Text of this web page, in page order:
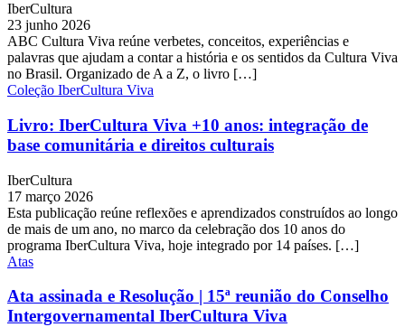
IberCultura
23 junho 2026
ABC Cultura Viva reúne verbetes, conceitos, experiências e
palavras que ajudam a contar a história e os sentidos da Cultura Viva
no Brasil. Organizado de A a Z, o livro […]
Coleção IberCultura Viva
Livro: IberCultura Viva +10 anos: integração de
base comunitária e direitos culturais
IberCultura
17 março 2026
Esta publicação reúne reflexões e aprendizados construídos ao longo
de mais de um ano, no marco da celebração dos 10 anos do
programa IberCultura Viva, hoje integrado por 14 países. […]
Atas
Ata assinada e Resolução | 15ª reunião do Conselho
Intergovernamental IberCultura Viva